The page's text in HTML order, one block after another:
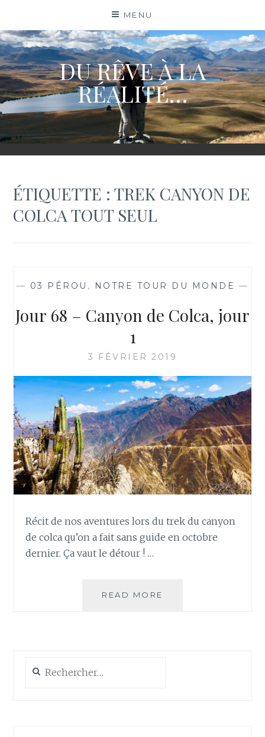
content
MENU
DU RÊVE À LA
RÉALITÉ…
ÉTIQUETTE :TREK CANYON DE
COLCA TOUT SEUL
— 03 PÉROU , NOTRE TOUR DU MONDE —
Jour 68 – Canyon de Colca, jour
1
3 FÉVRIER 2019
Récit de nos aventures lors du trek du canyon
de colca qu’on a fait sans guide en octobre
dernier. Ça vaut le détour ! …
READ MORE